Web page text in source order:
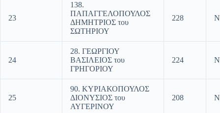
23
138.
ΠΑΠΑΓΓΕΛΟΠΟΥΛΟΣ
ΔΗΜΗΤΡΙΟΣ του
ΣΩΤΗΡΙΟΥ
228
24
28. ΓΕΩΡΓΙΟΥ
ΒΑΣΙΛΕΙΟΣ του
ΓΡΗΓΟΡΙΟΥ
224
25
90. ΚΥΡΙΑΚΟΠΟΥΛΟΣ
ΔΙΟΝΥΣΙΟΣ του
ΑΥΓΕΡΙΝΟΥ
208